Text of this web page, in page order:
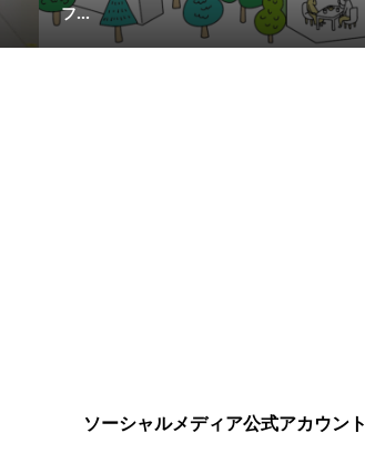
フ...
ソーシャルメディア公式アカウント